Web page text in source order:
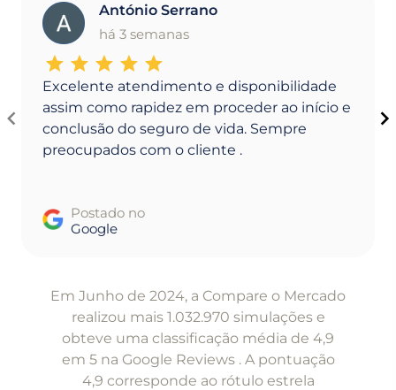
A
António Serrano
há 3 semanas
Excelente atendimento e disponibilidade
assim como rapidez em proceder ao início e
conclusão do seguro de vida. Sempre
preocupados com o cliente .
Postado no
Google
Em Junho de 2024, a Compare o Mercado
realizou mais 1.032.970 simulações e
obteve uma classificação média de 4,9
em 5 na Google Reviews . A pontuação
4,9 corresponde ao rótulo estrela